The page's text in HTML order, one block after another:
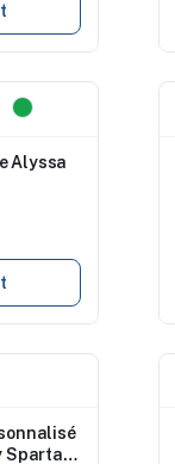
Alyssa
Spartan